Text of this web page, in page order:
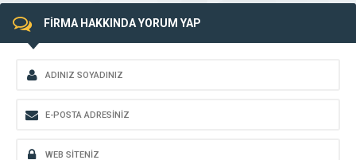
FİRMA HAKKINDA YORUM YAP